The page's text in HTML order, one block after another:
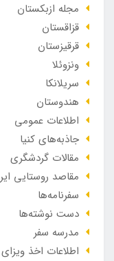
مجله ازبکستان
قزاقستان
قرقیزستان
ونزوئلا
سریلانکا
هندوستان
اطلاعات عمومی
جاذبه‌های کنیا
مقالات گردشگری
مقاصد روستایی
سفرنامه‌ها
دست نوشته‌ها
مدرسه سفر
اطلاعات اخذ ویزای